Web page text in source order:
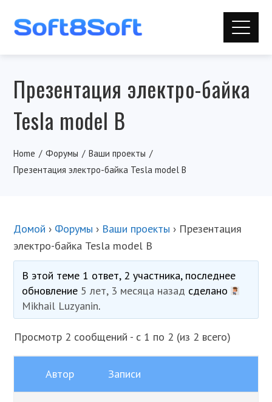
Презентация электро-байка
Tesla model B
Home Форумы
Ваши проекты
Презентация электро-байка Tesla model B
Домой › Форумы › Ваши проекты › Презентация
электро-байка Tesla model B
В этой теме 1 ответ, 2 участника, последнее
обновление 5 лет, 3 месяца назад сделано
Mikhail Luzyanin.
Просмотр 2 сообщений - с 1 по 2 (из 2 всего)
Автор Записи